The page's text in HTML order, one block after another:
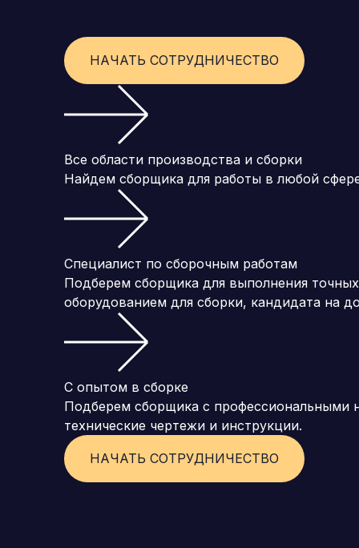
НАЧАТЬ СОТРУДНИЧЕСТВО
Все области производства и сборки
Найдем сборщика для работы в любой
Специалист по сборочным работам
Подберем сборщика для выполнения
оборудованием для сборки, кандидата на
С опытом в сборке
Подберем сборщика с профессиональными
технические чертежи и инструкции.
НАЧАТЬ СОТРУДНИЧЕСТВО